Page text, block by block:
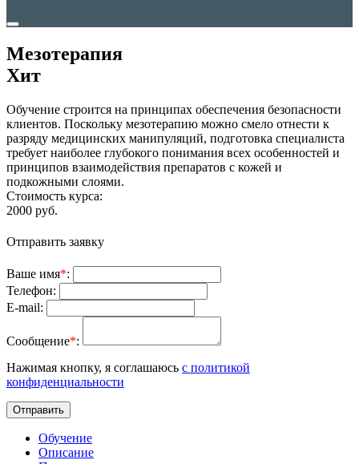
Мезотерапия
Хит
Обучение строится на принципах обеспечения безопасности
клиентов. Поскольку мезотерапию можно смело отнести к
разряду медицинских манипуляций, подготовка специалиста
требует наиболее глубокого понимания всех особенностей и
принципов взаимодействия препаратов с кожей и
подкожными слоями.
Стоимость курса:
2000 руб.
Отправить заявку
Ваше имя*:
Телефон:
E-mail:
Сообщение*:
Нажимая кнопку, я соглашаюсь с политикой
конфиденциальности
Отправить
Обучение
Описание